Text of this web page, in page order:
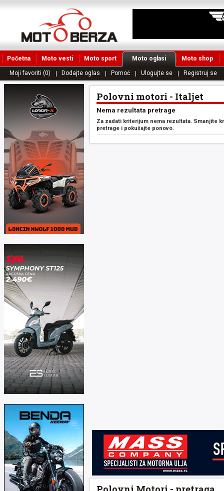
Početna Moto vesti Moto sport Moto oglasi Moto shop
Moji favoriti (0) Dodajte oglas Pomoć Ulogujte se Registruj se
Polovni motori - Italjet
Nema rezultata pretrage
Za zadati kriterijum nema rezultata. Smanjite
pretrage i pokušajte ponovo.